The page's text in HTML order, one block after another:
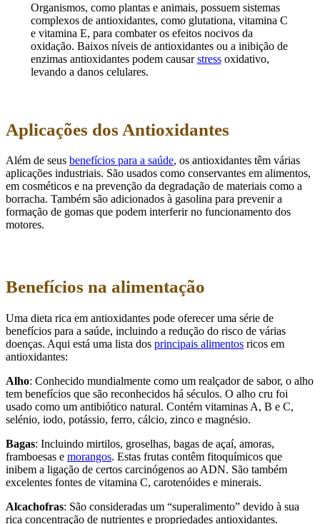
Organismos, como plantas e animais, possuem sistemas
complexos de antioxidantes, como glutationa, vitamina C
e vitamina E, para combater os efeitos nocivos da
oxidação. Baixos níveis de antioxidantes ou a inibição de
enzimas antioxidantes podem causarstressoxidativo,
levando a danos celulares.
Aplicações dos Antioxidantes
Além de seus benefícios para a saúde, os antioxidantes têm várias
aplicações industriais. São usados como conservantes em alimentos,
em cosméticos e na prevenção da degradação de materiais como a
borracha. Também são adicionados à gasolina para prevenir a
formação de gomas que podem interferir no funcionamento dos
motores.
Benefícios na alimentação
Uma dieta rica em antioxidantes pode oferecer uma série de
benefícios para a saúde, incluindo a redução do risco de várias
doenças. Aqui está uma lista dos principais alimentos ricos em
antioxidantes:
Alho: Conhecido mundialmente como um realçador de sabor, o alho
tem benefícios que são reconhecidos há séculos. O alho cru foi
usado como um antibiótico natural. Contém vitaminas A, B e C,
selénio, iodo, potássio, ferro, cálcio, zinco e magnésio.
Bagas: Incluindo mirtilos, groselhas, bagas de açaí, amoras,
framboesas e morangos. Estas frutas contêm fitoquímicos que
inibem a ligação de certos carcinógenos ao ADN. São também
excelentes fontes de vitamina C, carotenóides e minerais.
Alcachofras: São consideradas um “superalimento” devido à sua
rica concentração de nutrientes e propriedades antioxidantes.